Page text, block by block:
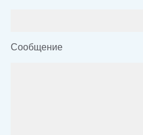
Сообщение